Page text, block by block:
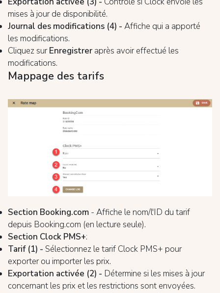
mises à jour de disponibilité.
Journal des modifications (4) - Affiche qui a apporté
les modifications.
Cliquez surEnregistrer après avoir effectué les
modifications.
Mappage des tarifs
Section Booking.com - Affiche le nom/l'ID du tarif
depuis Booking.com (en lecture seule).
Section Clock PMS+:
Tarif (1) - Sélectionnez le tarif Clock PMS+ pour
exporter ou importer les prix.
Exportation activée (2) - Détermine si les mises à jour
concernant les prix et les restrictions sont envoyées.